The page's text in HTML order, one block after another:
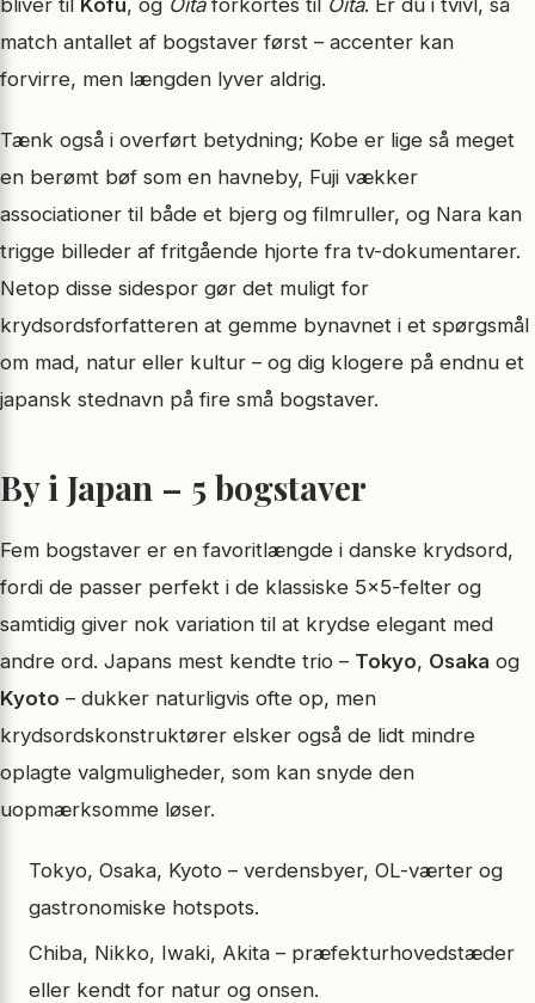
bliver til Kofu, og Ōitaforkortes til Oita. Er du i tvivl, så
match antallet af bogstaver først – accenter kan
forvirre, men længden lyver aldrig.
Tænk også i overført betydning; Kobe er lige så meget
en berømt bøf som en havneby, Fuji vækker
associationer til både et bjerg og filmruller, og Nara kan
trigge billeder af fritgående hjorte fra tv-dokumentarer.
Netop disse sidespor gør det muligt for
krydsordsforfatteren at gemme bynavnet i et spørgsmål
om mad, natur eller kultur – og dig klogere på endnu et
japansk stednavn på fire små bogstaver.
By i Japan – 5 bogstaver
Fem bogstaver er en favorit­længde i danske krydsord,
fordi de passer perfekt i de klassiske 5×5-felter og
samtidig giver nok variation til at krydse elegant med
andre ord. Japans mest kendte trio – Tokyo, Osaka og
Kyoto – dukker naturligvis ofte op, men
krydsordskonstruktører elsker også de lidt mindre
oplagte valgmuligheder, som kan snyde den
uopmærksomme løser.
Tokyo, Osaka, Kyoto – verdens­byer, OL-værter og
gastronomiske hotspots.
Chiba, Nikko, Iwaki, Akita – præfektur­hovedstæder
eller kendt for natur og onsen.